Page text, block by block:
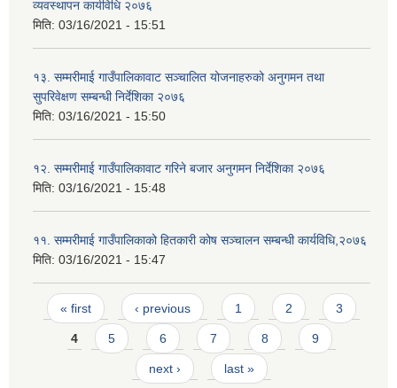
व्यवस्थापन कार्यविधि २०७६
मिति: 03/16/2021 - 15:51
१३. सम्मरीमाई गाउँपालिकावाट सञ्चालित योजनाहरुको अनुगमन तथा
सुपरिवेक्षण सम्बन्धी निर्देशिका २०७६
मिति: 03/16/2021 - 15:50
१२. सम्मरीमाई गाउँपालिकावाट गरिने बजार अनुगमन निर्देशिका २०७६
मिति: 03/16/2021 - 15:48
११. सम्मरीमाई गाउँपालिकाको हितकारी कोष सञ्चालन सम्बन्धी कार्यविधि,२०७६
मिति: 03/16/2021 - 15:47
Pages
« first ‹ previous 1 2 3
4 5 6 7 8 9
next › last »